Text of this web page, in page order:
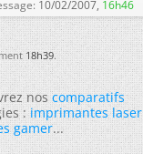
10/02/2007, 16h46
18h39.
noscomparatifs
:imprimantes laser
gamer...